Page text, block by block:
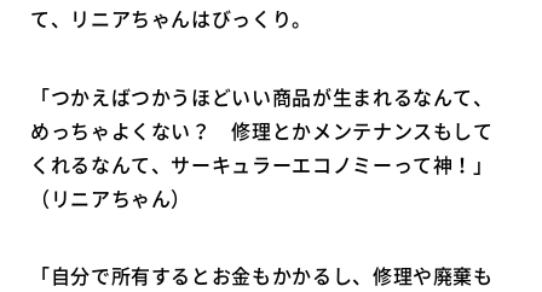
て、リニアちゃんはびっくり。
「つかえばつかうほどいい商品が生まれるなんて、
めっちゃよくない？ 修理とかメンテナンスもして
くれるなんて、サーキュラーエコノミーって神！」
（リニアちゃん）
「自分で所有するとお金もかかるし、修理や廃棄も